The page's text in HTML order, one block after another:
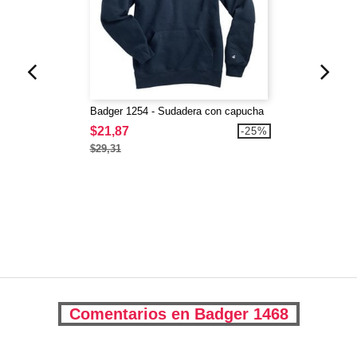
Badger 1254 - Sudadera con capucha
$21,87
$29,31
-25%
Comentarios en Badger 1468